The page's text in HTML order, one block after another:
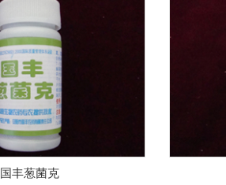
国丰葱菌克